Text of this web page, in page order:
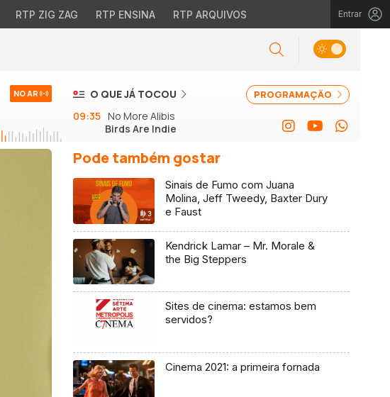
RTP ZIG ZAG RTP ENSINA RTP ARQUIVOS Entrar
NO AR PROGRAMAÇÃO
O QUE JÁ TOCOU
09:35 No More Alibis
Birds Are Indie
Pode também gostar
Sinais de Fumo com Juana
Molina, Jeff Tweedy, Baxter Dury
e Faust
Kendrick Lamar – Mr. Morale &
the Big Steppers
Sites de cinema: estamos bem
servidos?
Cinema 2021: a primeira fornada